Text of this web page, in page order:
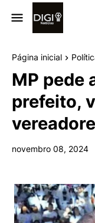
Página inicial
MP pede
prefeito,
novembro 08, 2024